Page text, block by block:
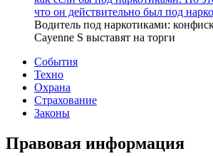
что он действительно был под
Водитель под наркотиками:
Cayenne S выставят на торги
События
Техно
Охрана
Страхование
Законы
Правовая информация